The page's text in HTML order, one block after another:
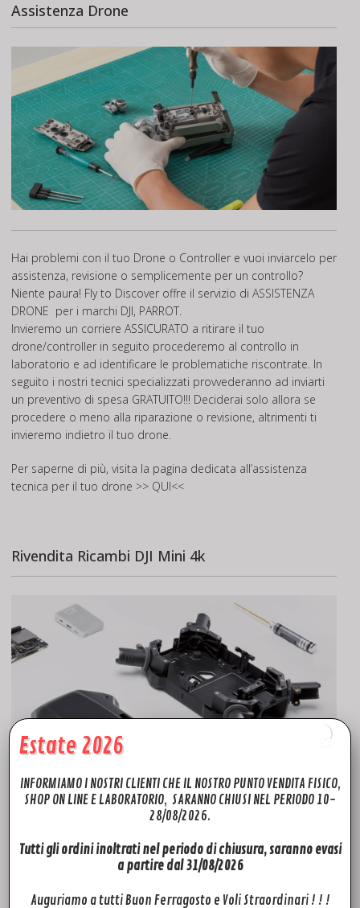
Assistenza Drone
Hai problemi con il tuo Drone o Controller e vuoi inviarcelo per
assistenza, revisione o semplicemente per un controllo?
Niente paura! Fly to Discover offre il servizio di ASSISTENZA
DRONE per i marchi DJI, PARROT.
Invieremo un corriere ASSICURATO a ritirare il tuo
drone/controller in seguito procederemo al controllo in
laboratorio e ad identificare le problematiche riscontrate. In
seguito i nostri tecnici specializzati provvederanno ad inviarti
un preventivo di spesa GRATUITO!!! Deciderai solo allora se
procedere o meno alla riparazione o revisione, altrimenti ti
invieremo indietro il tuo drone.
Per saperne di più, visita la pagina dedicata all’assistenza
tecnica per il tuo drone >> QUI<<
Rivendita Ricambi DJI Mini 4k
Fly to Discover, azienda leader nel settore, oltre ad offrire un
impeccabile servizio di assistenza tecnica drone per i marchi
più quotati del mercato, mette a disposizione una vasta
Estate 2026
INFORMIAMO I NOSTRI CLIENTI CHE IL NOSTRO PUNTO VENDITA FISICO,
SHOP ON LINE E LABORATORIO, SARANNO CHIUSI NEL PERIODO 10-
28/08/2026.
Tutti gli ordini inoltrati nel periodo di chiusura, saranno evasi
a partire dal 31/08/2026
Auguriamo a tutti Buon Ferragosto e Voli Straordinari ! ! !